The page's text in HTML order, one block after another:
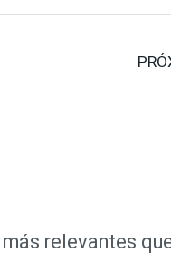
relevantes